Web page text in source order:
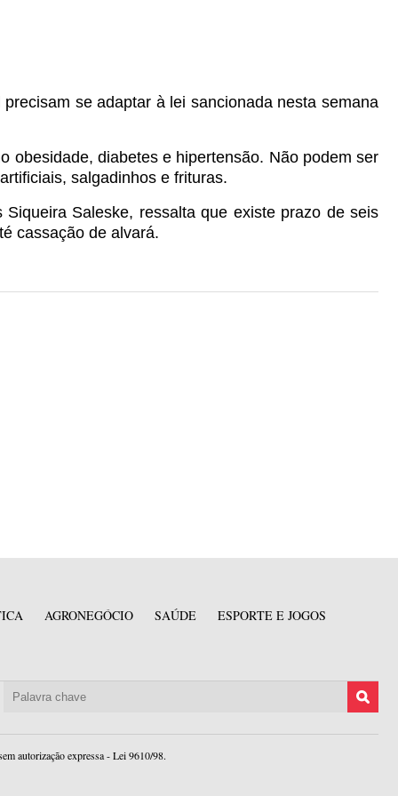
se adaptar à lei sancionada nesta semana
obesidade, diabetes e hipertensão. Não podem ser
salgadinhos e frituras.
Saleske, ressalta que existe prazo de seis
cassação de alvará.
AGRONEGÓCIO SAÚDE ESPORTE E JOGOS
autorização expressa - Lei 9610/98.